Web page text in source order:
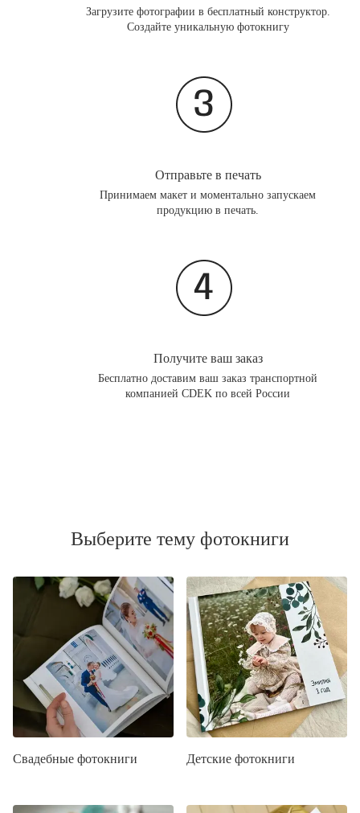
Загрузите фотографии в бесплатный конструктор.
Создайте уникальную фотокнигу
Отправьте в печать
Принимаем макет и моментально запускаем
продукцию в печать.
Получите ваш заказ
Бесплатно доставим ваш заказ транспортной
компанией CDEK по всей России
Выберите тему фотокниги
Свадебные фотокниги Детские фотокниги